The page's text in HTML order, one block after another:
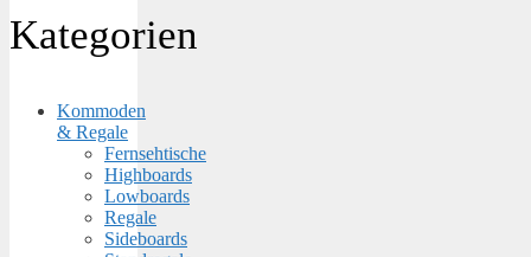
Kategorien
Kommoden
& Regale
Fernsehtische
Highboards
Lowboards
Regale
Sideboards